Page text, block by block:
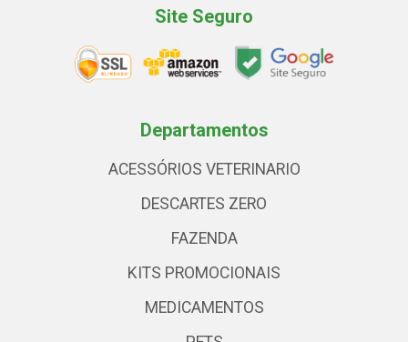
Site Seguro
Departamentos
ACESSÓRIOS VETERINARIO
DESCARTES ZERO
FAZENDA
KITS PROMOCIONAIS
MEDICAMENTOS